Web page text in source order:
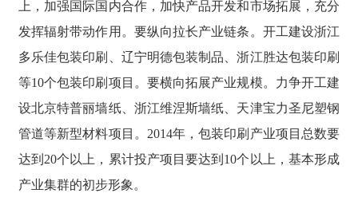
上，加强国际国内合作，加快产品开发和市场拓展，充分
发挥辐射带动作用。要纵向拉长产业链条。开工建设浙江
多乐佳包装印刷、辽宁明德包装制品、浙江胜达包装印刷
等10个包装印刷项目。要横向拓展产业规模。力争开工建
设北京特普丽墙纸、浙江维涅斯墙纸、天津宝力圣尼塑钢
管道等新型材料项目。2014年，包装印刷产业项目总数要
达到20个以上，累计投产项目要达到10个以上，基本形成
产业集群的初步形象。